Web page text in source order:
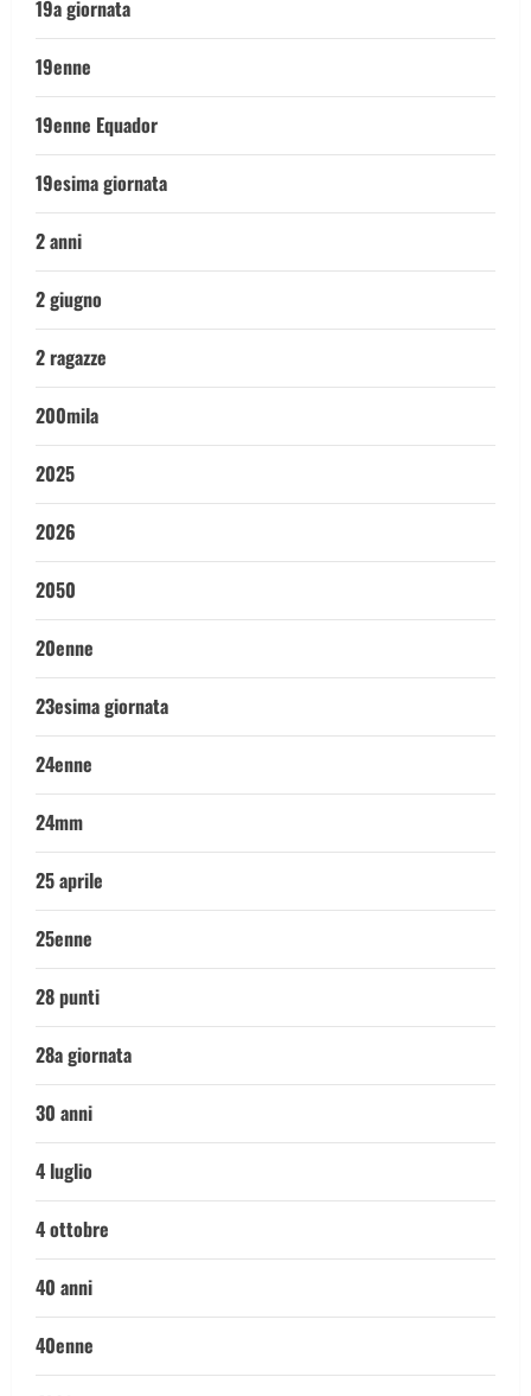
19a giornata
19enne
19enne Equador
19esima giornata
2 anni
2 giugno
2 ragazze
200mila
2025
2026
2050
20enne
23esima giornata
24enne
24mm
25 aprile
25enne
28 punti
28a giornata
30 anni
4 luglio
4 ottobre
40 anni
40enne